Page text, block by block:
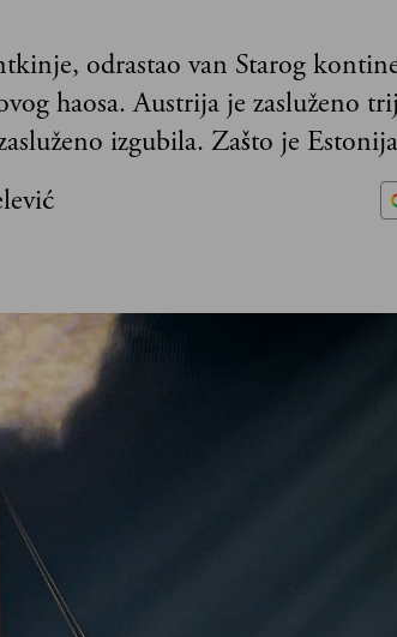
odrastao van Starog
haosa. Austrija je zasluženo
izgubila. Zašto je